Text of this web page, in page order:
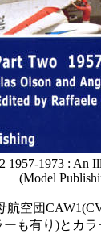
1957-1973 : An
(Model
航空団
も有り)とカラ